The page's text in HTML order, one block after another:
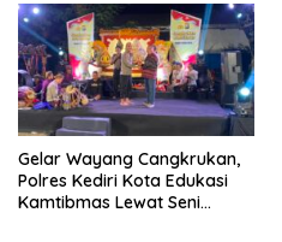
Gelar Wayang Cangkrukan,
Polres Kediri Kota Edukasi
Kamtibmas Lewat Seni